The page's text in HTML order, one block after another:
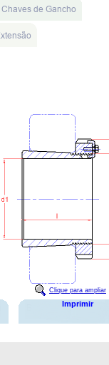
Clique para ampliar
Imprimir